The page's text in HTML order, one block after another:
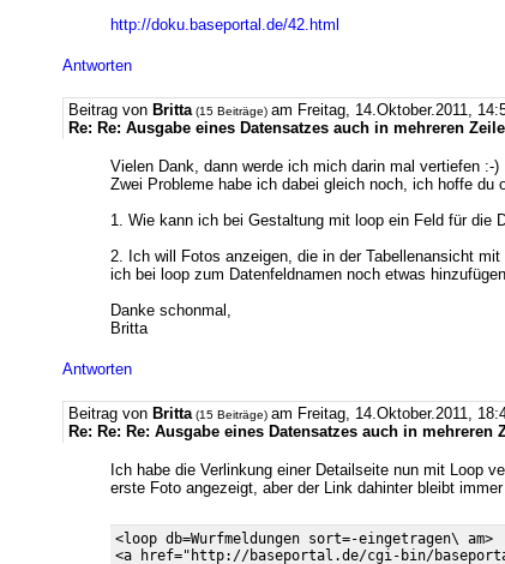
http://doku.baseportal.de/42.html
Antworten
Beitrag von Britta(15 Beiträge) am Freitag, 14.Oktober.2011,
Re: Re: Ausgabe eines Datensatzes auch in mehreren
Vielen Dank, dann werde ich mich darin mal vertiefen :-)
Zwei Probleme habe ich dabei gleich noch, ich hoffe du
1. Wie kann ich bei Gestaltung mit loop ein Feld für die
2. Ich will Fotos anzeigen, die in der Tabellenansicht
ich bei loop zum Datenfeldnamen noch etwas
Danke schonmal,
Britta
Antworten
Beitrag von Britta(15 Beiträge) am Freitag, 14.Oktober.2011,
Re: Re: Re: Ausgabe eines Datensatzes auch in mehreren
Ich habe die Verlinkung einer Detailseite nun mit Loop
erste Foto angezeigt, aber der Link dahinter bleibt
<loop db=Wurfmeldungen sort=-eingetragen\ am>
<a href="http://baseportal.de/cgi-bin/